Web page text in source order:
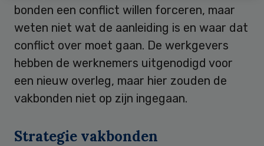
bonden een conflict willen forceren, maar
weten niet wat de aanleiding is en waar dat
conflict over moet gaan. De werkgevers
hebben de werknemers uitgenodigd voor
een nieuw overleg, maar hier zouden de
vakbonden niet op zijn ingegaan.
Strategie vakbonden